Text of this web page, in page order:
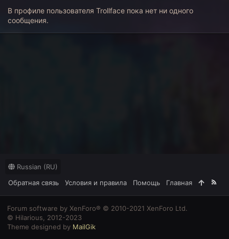
В профиле пользователя Trollface пока нет ни одного
сообщения.
Russian (RU)
Обратная связь
Условия и правила Помощь Главная
R
S
Forum software by XenForo® © 2010-2021 XenForo Ltd.
© Hilarious, 2012-2023
Theme designed by MailGik